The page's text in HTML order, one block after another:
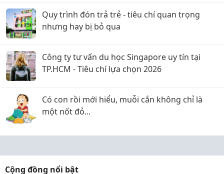
Quy trình đón trả trẻ - tiêu chí quan trọng
nhưng hay bị bỏ qua
Công ty tư vấn du học Singapore uy tín tại
TP.HCM - Tiêu chí lựa chọn 2026
Có con rồi mới hiểu, muỗi cắn không chỉ là
một nốt đỏ...
Cộng đồng nổi bật